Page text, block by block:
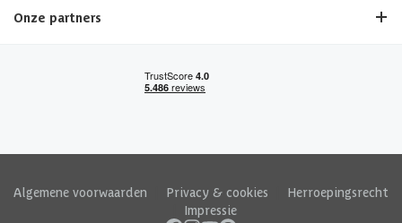
Onze partners
Algemene voorwaarden Privacy & cookies
Herroepingsrecht
Impressie